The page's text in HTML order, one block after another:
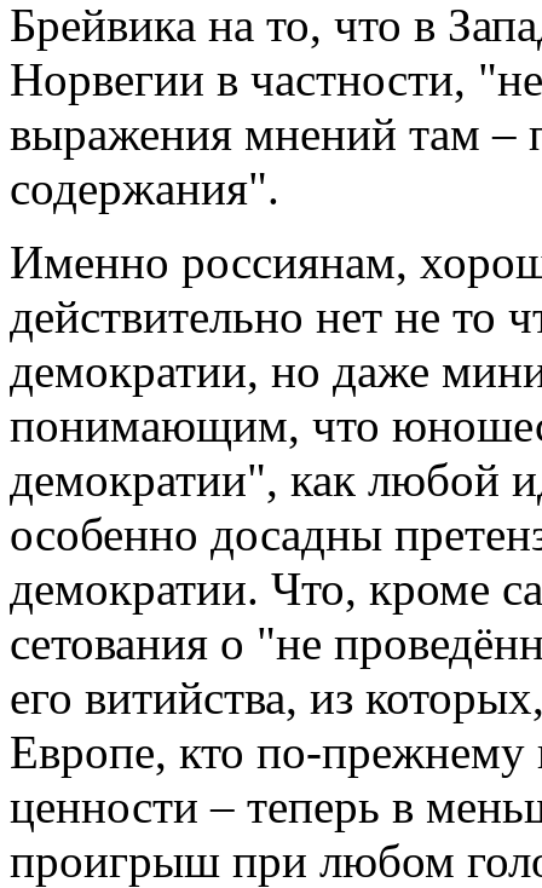
Брейвика на то, что в
Норвегии в частности,
выражения мнений там –
содержания".
Именно россиянам,
действительно нет не то
демократии, но даже
понимающим, что
демократии", как любой
особенно досадны
демократии. Что, кроме
сетования о "не
его витийства, из
Европе, кто по-прежнему
ценности – теперь в
проигрыш при любом